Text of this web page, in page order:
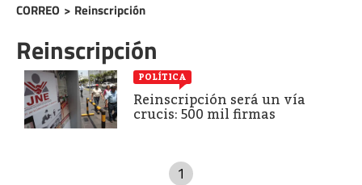
CORREO > Reinscripción
Reinscripción
POLÍTICA
Reinscripción será un vía
crucis: 500 mil firmas
1